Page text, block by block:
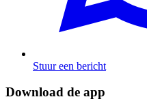
Stuur een bericht
Download de app​​​​‌ ‍ ​‍​‍‌‍ ‌ ​‍‌‍‍‌‌‍‌ ‌‍‍‌‌‍ ‍​‍​‍​ ‍‍​‍​‍‌ ​ ‌‍​‌‌‍ ‍‌‍‍‌‌ ‌​‌ ‍‌​‍ ‍‌‍‍‌‌‍ ​‍​‍​‍ ​​‍​‍‌‍‍​‌ ​‍‌‍‌‌‌‍‌‍​‍​‍​ ‍‍​‍​‍‌‍‍​‌ ‌​‌ ‌​‌ ​​​ ‍‍​‍ ​‍ ‌‍ ​‌‍ ‌‍​ ‌‍​‌‌‍ ​‌‍‍​‌‍ ‌ ​ ‌ ‌​​ ‍‍​ ​ ​ ​ ​ ​ ​ ​ ​‍ ‌‍‍‌‌‍ ‍‌ ‌​‌‍‌‌‌‍ ‍‌ ‌​​‍ ‌‍‌‌‌‍‌​‌‍‍‌‌ ‌​​‍ ‌‍ ‌‌‍ ‌‍‌​‌‍‌‌​ ‌‌ ​​‌ ​‍‌‍‌‌‌ ​ ‌‍‌‌‌‍ ‍‌ ‌​‌‍​‌‌ ‌​‌‍‍‌‌‍ ‌‍ ‍​ ‍ ‌‍‍‌‌‍‌​​ ‌‌‍‌ ‌‍ ​‌‍ ‌‍​‍‌‍​‌‌‍ ​​ ‍ ‌ ‌​‌ ‍‌‌ ​​‌‍‌‌​ ‌‌‍‌ ‌‍ ​‌‍ ‌‍​‍‌‍​‌‌‍ ​​ ‍ ‌ ​​‌‍​‌‌ ‌​‌‍‍​​ ‌‌‍‌‍‌‍ ‌‍ ‌ ‌​‌‍‌‌‌ ​‍​‍ ‍‌‍​‌‌ ​​‌ ​​‌​‌​‌‍ ‌ ‌ ‌‍ ‍‌‍ ​‌‍ ‌‍​‌‌‍‌​​‍ ‍‌ ‌​‌‍‍‌‌ ‌​‌‍ ​‌‍‌‌​ ‌‍​‍‌‍​‌‌ ​ ‌‍‌‌‌‌‌‌‌ ​‍‌‍ ​​ ‌‌‍‍​‌ ‌​‌ ‌​‌ ​​​‍‌‌​ ​ ‌​​‌​‍‌‌​ ​‍‌​‌‍​‍‌‌​ ​‍‌​‌‍‌‍ ​‌‍ ‌‍​ ‌‍​‌‌‍ ​‌‍‍​‌‍ ‌ ​ ‌ ‌​​‍‌‌​ ​ ‌​​‌​ ​ ​ ​ ​ ​ ​ ​ ​‍‌‍‌‍‍‌‌‍‌​​ ‌‌‍‌ ‌‍ ​‌‍ ‌‍​‍‌‍​‌‌‍ ​​‍‌‍‌ ‌​‌ ‍‌‌ ​​‌‍‌‌​ ‌‌‍‌ ‌‍ ​‌‍ ‌‍​‍‌‍​‌‌‍ ​​‍‌‍‌ ​​‌‍​‌‌ ‌​‌‍‍​​ ‌‌‍‌‍‌‍ ‌‍ ‌ ‌​‌‍‌‌‌ ​‍​‍ ‍‌‍​‌‌ ​​‌ ​​‌​‌​‌‍ ‌ ‌ ‌‍ ‍‌‍ ​‌‍ ‌‍​‌‌‍‌​​‍ ‍‌ ‌​‌‍‍‌‌ ‌​‌‍ ​‌‍‌‌​‍‌‍‌ ​​‌‍‌‌‌ ​‍‌ ​ ‌ ​​‌‍‌‌‌‍​ ‌ ‌​‌‍‍‌‌ ‌‍‌‍‌‌​ ‌‌ ​​‌ ‌‌‌‍​‍‌‍ ​‌‍‍‌‌ ​ ‌‍‍​‌‍‌‌‌‍‌​​‍​‍‌ ‌